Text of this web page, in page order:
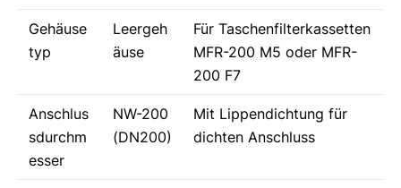
Gehäuse
typ
Leergeh
äuse
Für Taschenfilterkassetten
MFR-200 M5 oder MFR-
200 F7
Anschlus
sdurchm
esser
NW-200
(DN200)
Mit Lippendichtung für
dichten Anschluss